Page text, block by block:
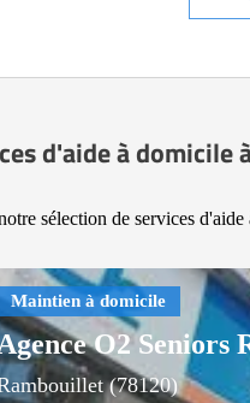
d'aide à
sélection de services
O2 Seniors
(78120)